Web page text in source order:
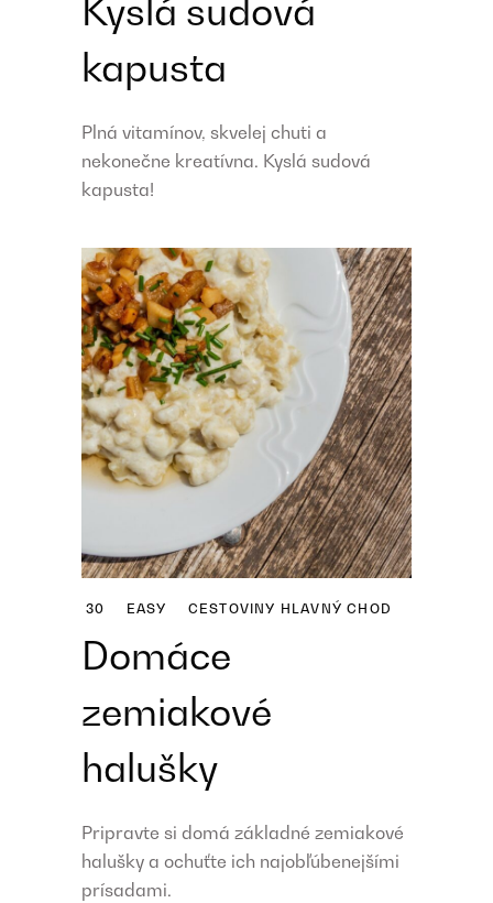
Kyslá sudová
kapusta
Plná vitamínov, skvelej chuti a
nekonečne kreatívna. Kyslá sudová
kapusta!
30 EASY CESTOVINY HLAVNÝ CHOD
Domáce
zemiakové
halušky
Pripravte si domá základné zemiakové
halušky a ochuťte ich najobľúbenejšími
prísadami.